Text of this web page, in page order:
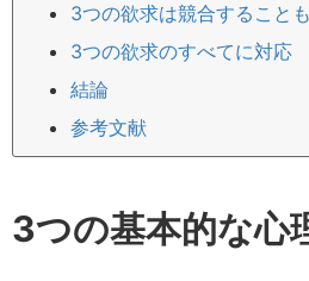
3つの欲求は競合すること
3つの欲求のすべてに対応
結論
参考文献
3つの基本的な心